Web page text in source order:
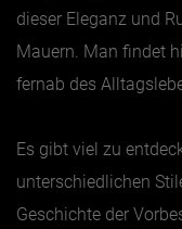
Juni
Juli
Oktober
November
dieser Eleganz und
Mauern. Man findet
fernab des
Es gibt viel zu
unterschiedlichen
Geschichte der